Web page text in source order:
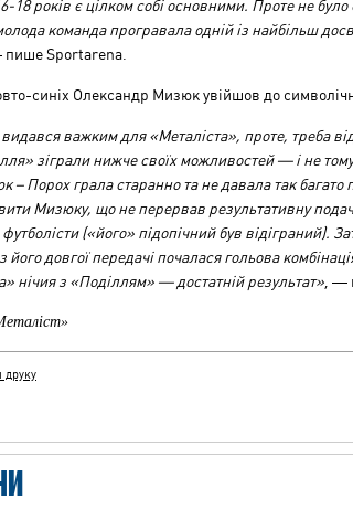
18 років є цілком собі основними. Проте не
команда програвала одній із найбільш
пише Sportarena.
синіх Олександр Мизюк увійшов до
важким для«Металіста», проте, треба
» зіграли нижче своїх можливостей—і не
– Порох грала старанно та не давала так
Мизюку, що не перервав результативну
(«його» підопічний був відіграний).
довгої передачі почалася гольова
нічия з «Поділлям» —достатній результат» —
друку